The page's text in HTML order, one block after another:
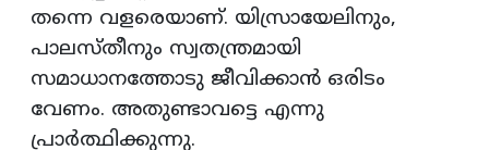
തന്നെ വളരെയാണ്. യിസ്രായേലിനും,
പാലസ്തീനും സ്വതന്ത്രമായി
സമാധാനത്തോടു ജീവിക്കാന്‍ ഒരിടം
വേണം. അതുണ്ടാവട്ടെ എന്നു
പ്രാര്‍ത്ഥിക്കുന്നു.